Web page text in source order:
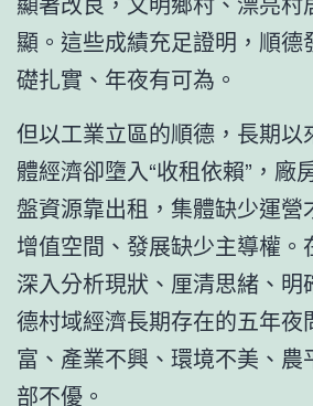
顯。這些成績充足證明，順德
礎扎實、年夜有可為。
但以工業立區的順德，長期以
體經濟卻墮入“收租依賴”，廠
盤資源靠出租，集體缺少運營
增值空間、發展缺少主導權。
深入分析現狀、厘清思緒、明
德村域經濟長期存在的五年夜
富、產業不興、環境不美、農
部不優。